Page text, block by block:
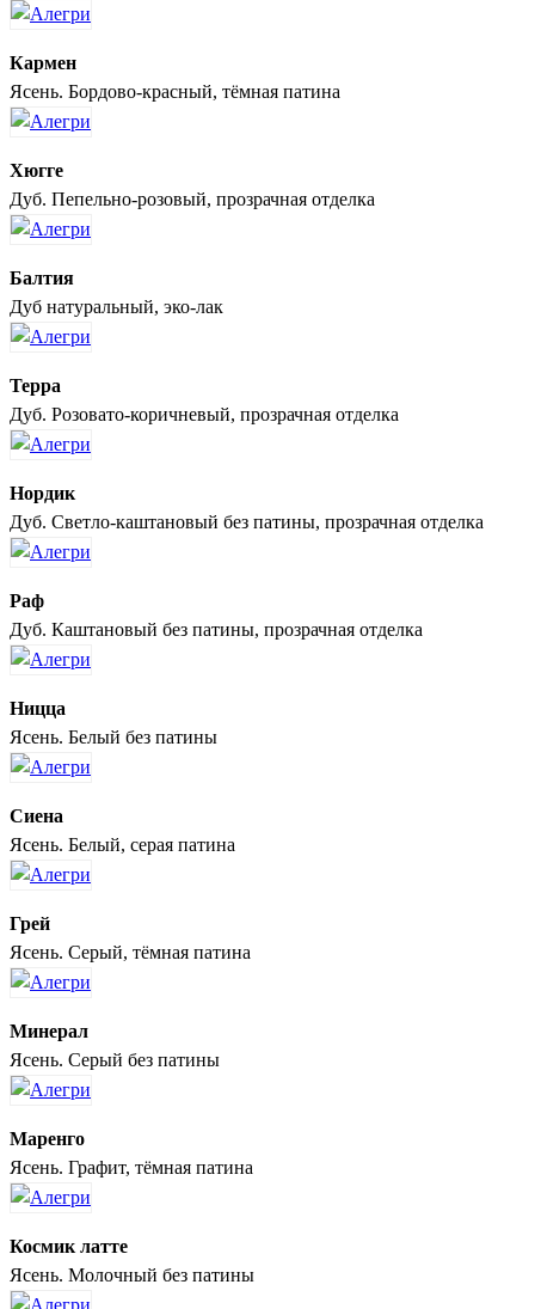
Кармен
Ясень. Бордово-красный, тёмная патина
Хюгге
Дуб. Пепельно-розовый, прозрачная отделка
Балтия
Дуб натуральный, эко-лак
Терра
Дуб. Розовато-коричневый, прозрачная отделка
Нордик
Дуб. Светло-каштановый без патины, прозрачная отделка
Раф
Дуб. Каштановый без патины, прозрачная отделка
Ницца
Ясень. Белый без патины
Сиена
Ясень. Белый, серая патина
Грей
Ясень. Серый, тёмная патина
Минерал
Ясень. Серый без патины
Маренго
Ясень. Графит, тёмная патина
Космик латте
Ясень. Молочный без патины